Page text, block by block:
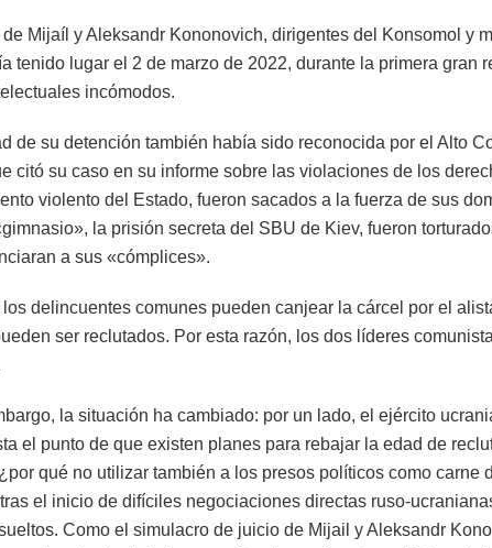
de Mijaíl y Aleksandr Kononovich, dirigentes del Konsomol y
tenido lugar el 2 de marzo de 2022, durante la primera gran
incómodos.
de su detención también había sido reconocida por el Alto
citó su caso en su informe sobre las violaciones de los
violento del Estado, fueron sacados a la fuerza de sus
la prisión secreta del SBU de Kiev, fueron
a sus «cómplices».
los delincuentes comunes pueden canjear la cárcel por el
ser reclutados. Por esta razón, los dos líderes
la situación ha cambiado: por un lado, el ejército
el punto de que existen planes para rebajar la edad de
qué no utilizar también a los presos políticos como carne
el inicio de difíciles negociaciones directas ruso-
Como el simulacro de juicio de Mijail y Aleksandr